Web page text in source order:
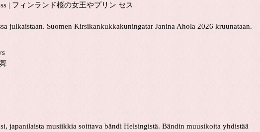
| フィンランド桜の女王やプリン セス
julkaistaan. Suomen Kirsikankukkakuningatar Janina Ahola 2026 kruunataan.
japanilaista musiikkia soittava bändi Helsingistä. Bändin muusikoita yhdistää